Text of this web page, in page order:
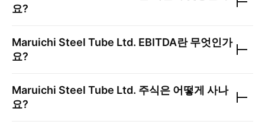
요?
Maruichi Steel Tube Ltd. EBITDA란 무엇인가
요?
Maruichi Steel Tube Ltd. 주식은 어떻게 사나
요?